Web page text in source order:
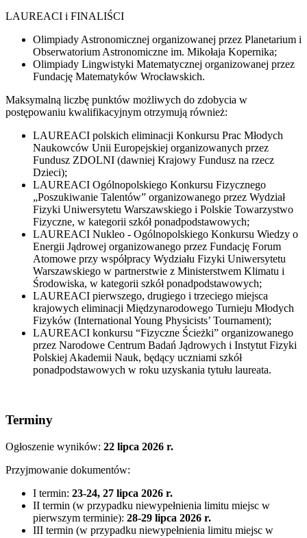
LAUREACI i FINALIŚCI
Olimpiady Astronomicznej organizowanej przez Planetarium i
Obserwatorium Astronomiczne im. Mikołaja Kopernika;
Olimpiady Lingwistyki Matematycznej organizowanej przez
Fundację Matematyków Wrocławskich.
Maksymalną liczbę punktów możliwych do zdobycia w
postępowaniu kwalifikacyjnym otrzymują również:
LAUREACI polskich eliminacji Konkursu Prac Młodych
Naukowców Unii Europejskiej organizowanych przez
Fundusz ZDOLNI (dawniej Krajowy Fundusz na rzecz
Dzieci);
LAUREACI Ogólnopolskiego Konkursu Fizycznego
„Poszukiwanie Talentów” organizowanego przez Wydział
Fizyki Uniwersytetu Warszawskiego i Polskie Towarzystwo
Fizyczne, w kategorii szkół ponadpodstawowych;
LAUREACI Nukleo - Ogólnopolskiego Konkursu Wiedzy o
Energii Jądrowej organizowanego przez Fundację Forum
Atomowe przy współpracy Wydziału Fizyki Uniwersytetu
Warszawskiego w partnerstwie z Ministerstwem Klimatu i
Środowiska, w kategorii szkół ponadpodstawowych;
LAUREACI pierwszego, drugiego i trzeciego miejsca
krajowych eliminacji Międzynarodowego Turnieju Młodych
Fizyków (International Young Physicists’ Tournament);
LAUREACI konkursu “Fizyczne Ścieżki” organizowanego
przez Narodowe Centrum Badań Jądrowych i Instytut Fizyki
Polskiej Akademii Nauk, będący uczniami szkół
ponadpodstawowych w roku uzyskania tytułu laureata.
Terminy
Ogłoszenie wyników: 22 lipca 2026 r.
Przyjmowanie dokumentów:
I termin: 23-24, 27 lipca 2026 r.
II termin (w przypadku niewypełnienia limitu miejsc w
pierwszym terminie): 28-29 lipca 2026 r.
III termin (w przypadku niewypełnienia limitu miejsc w